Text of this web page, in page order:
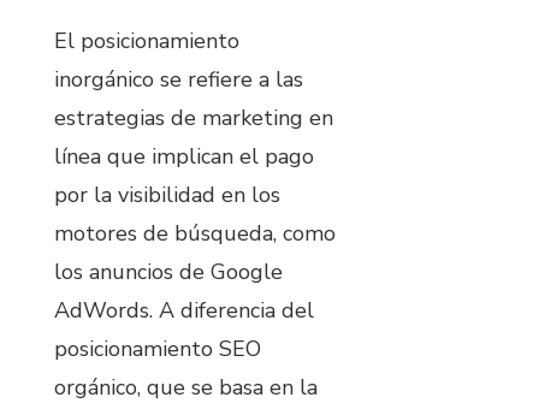
El posicionamiento
inorgánico se refiere a las
estrategias de marketing en
línea que implican el pago
por la visibilidad en los
motores de búsqueda, como
los anuncios de Google
AdWords. A diferencia del
posicionamiento SEO
orgánico, que se basa en la